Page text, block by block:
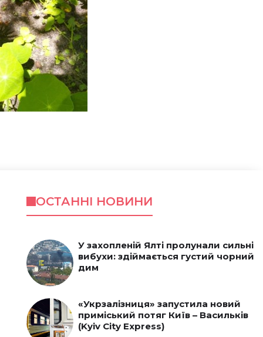
ОСТАННІ НОВИНИ
У захопленій Ялті пролунали сильні
вибухи: здіймається густий чорний
дим
«Укрзалізниця» запустила новий
приміський потяг Київ – Васильків
(Kyiv City Express)